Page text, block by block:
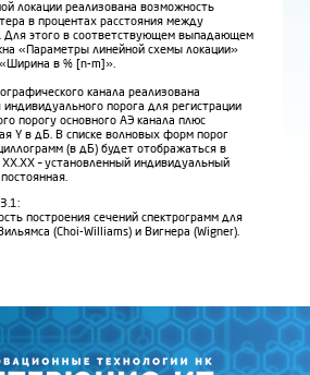
локации реализована возможность
в процентах расстояния между
Для этого в соответствующем выпадающем
«Параметры линейной схемы локации»
в % [n-m]».
канала реализована
порога для регистрации
порогу основного АЭ канала плюс
Y в дБ. В списке волновых форм порог
(в дБ) будет отображаться в
XX.XX – установленный индивидуальный
построения сечений спектрограмм для
(Choi-Williams) и Вигнера (Wigner).